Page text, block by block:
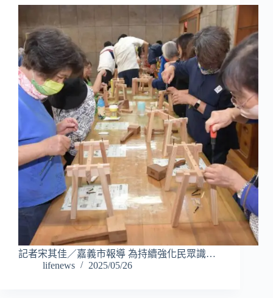
記者宋其佳／嘉義市報導 為持續強化民眾識…
lifenews
2025/05/26